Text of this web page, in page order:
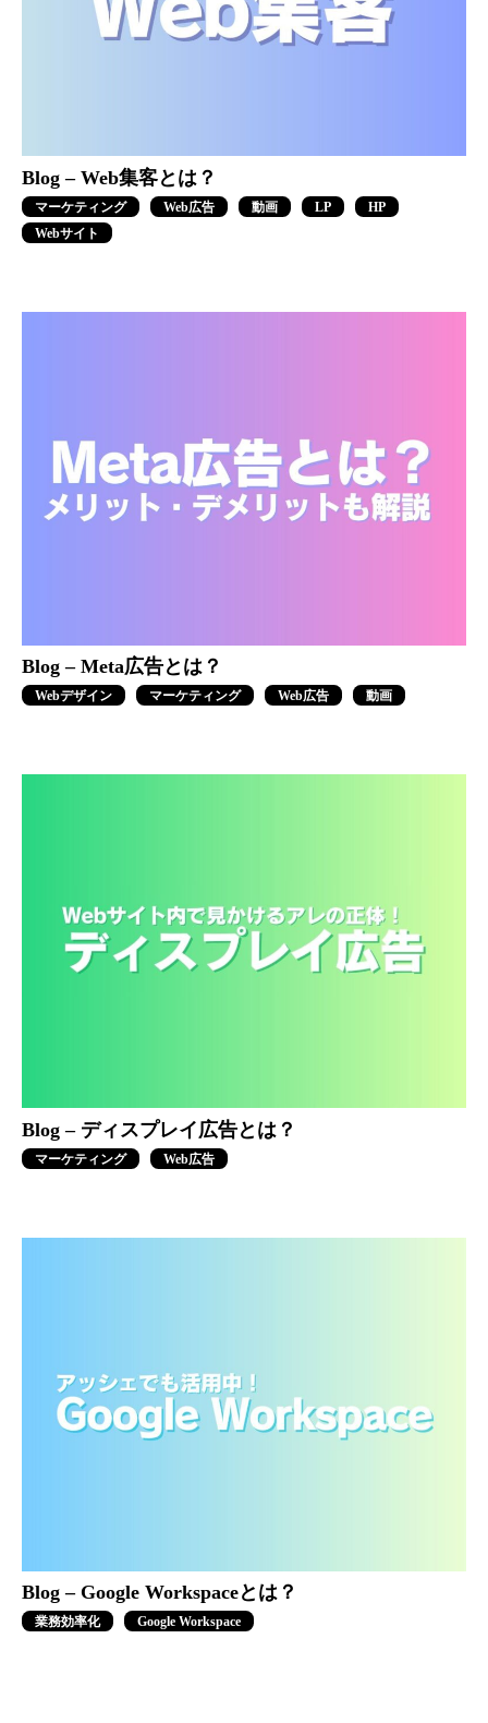
Blog – Web集客とは？
マーケティング Web広告 動画 LP
HP
Webサイト
Blog – Meta広告とは？
Webデザイン マーケティング Web広告 動画
Blog – ディスプレイ広告とは？
マーケティング Web広告
Blog – Google Workspaceとは？
業務効率化 Google Workspace